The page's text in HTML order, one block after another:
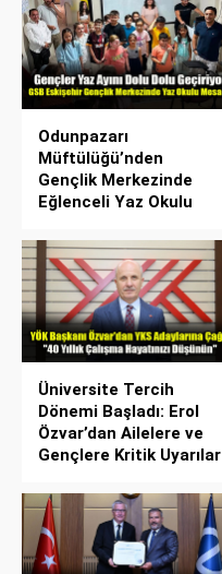
Odunpazarı
Müftülüğü’nden
Gençlik Merkezinde
Eğlenceli Yaz Okulu
Üniversite Tercih
Dönemi Başladı: Erol
Özvar’dan Ailelere ve
Gençlere Kritik Uyarılar